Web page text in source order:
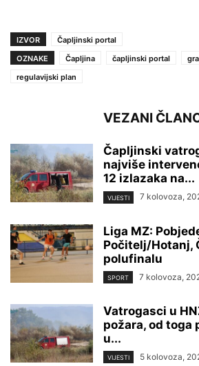
IZVOR
Čapljinski portal
OZNAKE
Čapljina čapljinski portal
regulavijski plan
VEZANI
Čapljinski
najviše
12 izlazaka na...
VIJESTI 7 kolovoza,
Liga MZ:
Počitelj/Hotanj,
polufinalu
SPORT 7 kolovoza,
Vatrogasci u
požara, od toga
u...
VIJESTI 5 kolovoza,